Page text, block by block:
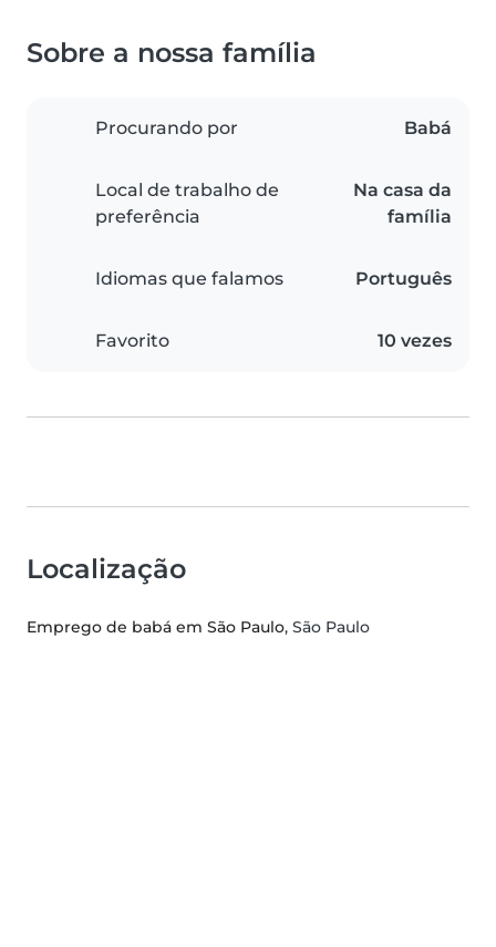
Sobre a nossa família
Procurando por Babá
Local de trabalho de
preferência
Na casa da
família
Idiomas que falamos Português
Favorito 10 vezes
Localização
Emprego de babá em São Paulo, São Paulo